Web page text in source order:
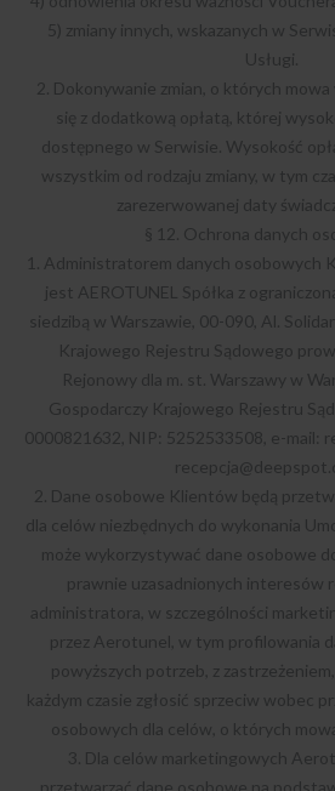
5) zmiany innych, wskazanych w
Usługi.
2. Dokonywanie zmian, o których
się z dodatkową opłatą, której
dostępnego w Serwisie. Wysokość
wszystkim od rodzaju zmiany, w tym
zarezerwowanej daty
§ 12. Ochrona danych
1. Administratorem danych osobowych
jest AEROTUNEL Spółka z
siedzibą w Warszawie, 00-090, Al.
Krajowego Rejestru Sądowego
Rejonowy dla m. st. Warszawy w
Gospodarczy Krajowego Rejestru
0000821632, NIP: 5252533508, e-mail:
2. Dane osobowe Klientów będą
dla celów niezbędnych do wykonania
może wykorzystywać dane osobowe
prawnie uzasadnionych interesów
administratora, w szczególności
przez Aerotunel, w tym profilowania
powyższych potrzeb, z
każdym czasie zgłosić sprzeciw wobec
osobowych dla celów, o których
3. Dla celów marketingowych
przetwarzać dane osobowe na